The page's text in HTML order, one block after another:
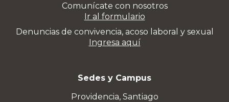
Comunícate con nosotros
Ir al formulario
Denuncias de convivencia, acoso laboral y sexual
Ingresa aquí
Sedes y Campus
Providencia, Santiago